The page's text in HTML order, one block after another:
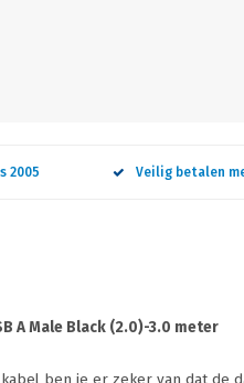
2005 Veilig betalen
A Male Black (2.0)-3.0 meter
ben je er zeker van dat